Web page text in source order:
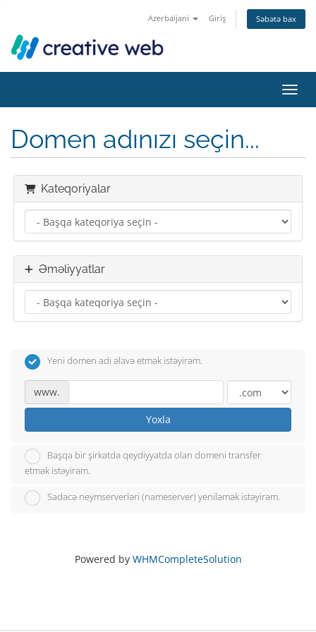
Azerbaijani Giriş Səbətə bax
Domen adınızı seçin...
Kateqoriyalar
Əməliyyatlar
Yeni domen adı əlavə etmək istəyirəm.
www.
Yoxla
Başqa bir şirkətdə qeydiyyatda olan domeni transfer
etmək istəyirəm.
Sadəcə neymserverləri (nameserver) yeniləmək istəyirəm.
Powered by WHMCompleteSolution